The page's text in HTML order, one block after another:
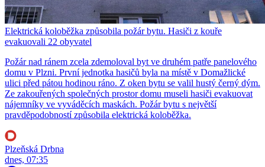
Elektrická koloběžka způsobila požár bytu. Hasiči z kouře
evakuovali 22 obyvatel
Požár nad ránem zcela zdemoloval byt ve druhém patře panelového
domu v Plzni. První jednotka hasičů byla na místě v Domažlické
ulici před pátou hodinou ráno. Z oken bytu se valil hustý černý dým.
Ze zakouřených společných prostor domu museli hasiči evakuovat
nájemníky ve vyváděcích maskách. Požár bytu s největší
pravděpodobností způsobila elektrická koloběžka.
Plzeňská Drbna
dnes, 07:35